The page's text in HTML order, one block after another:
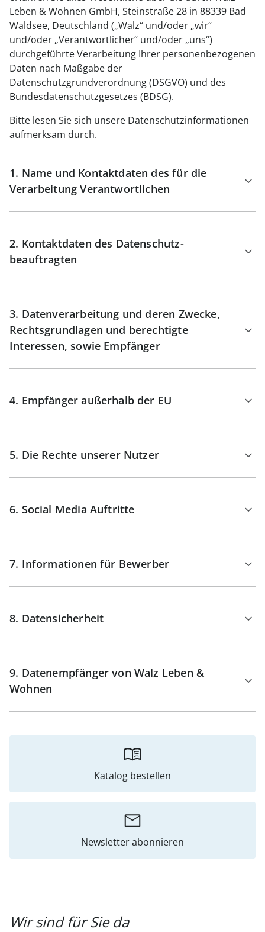
Fußpflegeprodukte
Hausapotheke
Kälte- & Wärmetherapie
‎ Alle Anzeigen
Hygieneprodukte
Toilettenstühle
Urinflaschen &
Nachttöpfe
Elektromobile
Ess- & Trinkhilfen
‎ Alle Anzeigen
Nagel- &
Fußpflegeprodukte
Ohrreiniger
Parfüm
‎ Alle Anzeigen
Kälte- & Wärmetherapie
Massage-Produkte
Sesselschoner
Herrenbekleidung
Herrenschuhe
Mützen & Hüte
‎ Alle Anzeigen
Taschen
Gartenaccessoires
Geschenkideen
Insektenabwehr
Kleinmöbel
‎ Alle Anzeigen
Leben & Wohnen GmbH, Steinstraße 28 in 88339 Bad
Waldsee, Deutschland („Walz“ und/oder „wir“
und/oder „Verantwortlicher“ und/oder „uns“)
durchgeführte Verarbeitung Ihrer personenbezogenen
Daten nach Maßgabe der
Datenschutzgrundverordnung (DSGVO) und des
Bundesdatenschutzgesetzes (BDSG).
Bitte lesen Sie sich unsere Datenschutzinformationen
aufmerksam durch.
1. Name und Kontaktdaten des für die
Verarbeitung Verantwortlichen
2. Kontaktdaten des Datenschutz­
beauftragten
3. Datenverarbeitung und deren Zwecke,
Rechtsgrundlagen und berechtigte
Interessen, sowie Empfänger
4. Empfänger außerhalb der EU
5. Die Rechte unserer Nutzer
6. Social Media Auftritte
7. Informationen für Bewerber
8. Datensicherheit
9. Datenempfänger von Walz Leben &
Wohnen
Katalog bestellen
Newsletter abonnieren
Wir sind für Sie da